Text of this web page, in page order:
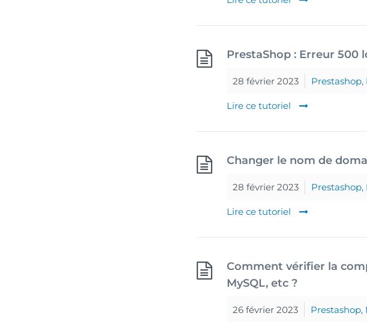
PrestaShop : Erreur 500
28 février 2023
Lire ce tutoriel
Changer le nom de
28 février 2023
Lire ce tutoriel
Comment vérifier la
MySQL, etc ?
26 février 2023 Prestashop,